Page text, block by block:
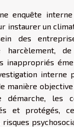
enquête
instaurer un
des
harcèlement,
inappropriés
manière
démarche, les
et protégés,